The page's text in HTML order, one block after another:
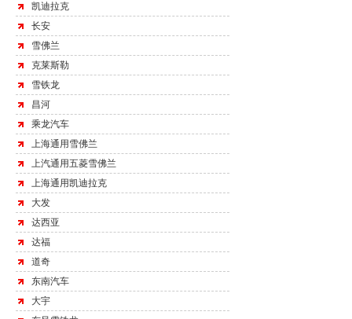
凯迪拉克
长安
雪佛兰
克莱斯勒
雪铁龙
昌河
乘龙汽车
上海通用雪佛兰
上汽通用五菱雪佛兰
上海通用凯迪拉克
大发
达西亚
达福
道奇
东南汽车
大宇